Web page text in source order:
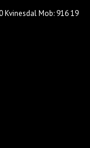
Kvinesdal Mob: 916 19